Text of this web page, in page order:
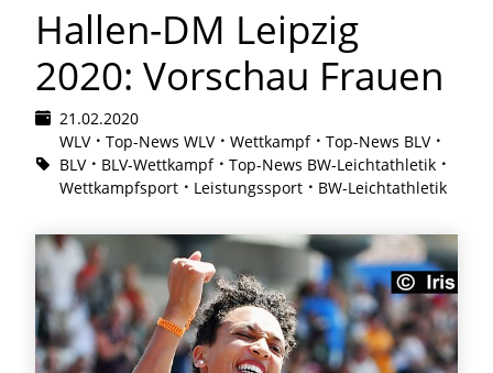
Hallen-DM Leipzig
2020: Vorschau Frauen
21.02.2020
WLV
Top-News WLV Wettkampf
Top-News BLV
BLV
BLV-Wettkampf
Top-News BW-Leichtathletik
Wettkampfsport
Leistungssport BW-Leichtathletik